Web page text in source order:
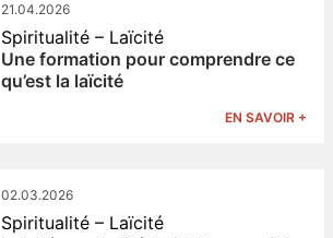
21.04.2026
Spiritualité – Laïcité
Une formation pour comprendre ce
qu’est la laïcité
EN SAVOIR +
02.03.2026
Spiritualité – Laïcité